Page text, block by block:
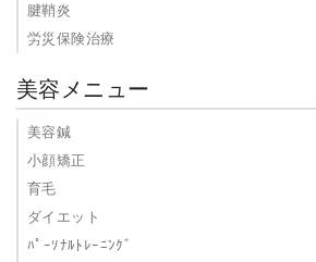
腱鞘炎
労災保険治療
美容メニュー
美容鍼
小顔矯正
育毛
ダイエット
ﾊﾟｰｿﾅﾙﾄﾚｰﾆﾝｸﾞ